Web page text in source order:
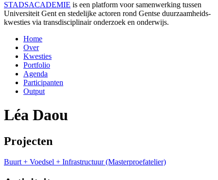
STADSACADEMIE is een platform voor samenwerking tussen
Universiteit Gent en stedelijke actoren rond Gentse duurzaamheids­
kwesties via transdisciplinair onderzoek en onderwijs.
Home
Over
Kwesties
Portfolio
Agenda
Participanten
Output
Léa Daou
Projecten
Buurt + Voedsel + Infrastructuur (Masterproefatelier)